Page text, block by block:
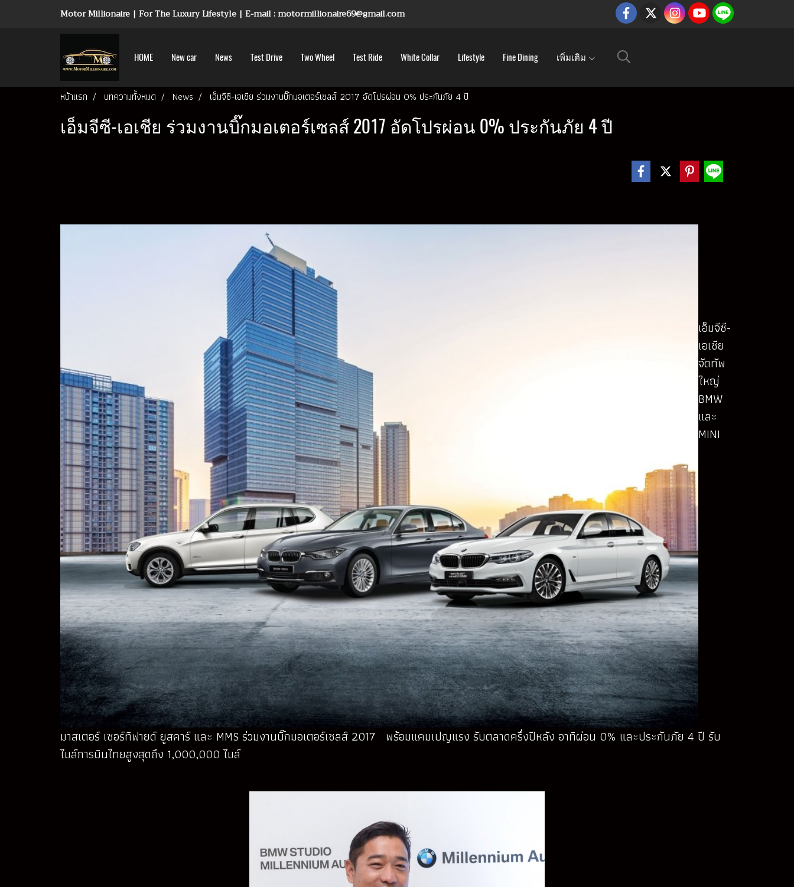
Motor Millionaire | For The Luxury Lifestyle | E-mail : motormillionaire69@gmail.com
HOME New car News Test Drive Two Wheel Test Ride White Collar Lifestyle Fine Dining เพิ่มเติม
หน้าแรก บทความทั้งหมด News เอ็มจีซี-เอเชีย ร่วมงานบิ๊กมอเตอร์เซลส์ 2017 อัดโปรผ่อน 0% ประกันภัย 4 ปี
เอ็มจีซี-เอเชีย ร่วมงานบิ๊กมอเตอร์เซลส์ 2017 อัดโปรผ่อน 0% ประกันภัย 4 ปี
เอ็มจีซี-
เอเซีย
จัดทัพ
ใหญ่
BMW
และ
MINI
มาสเตอร์ เซอร์ทิฟายด์ ยูสคาร์ และ MMS ร่วมงานบิ๊กมอเตอร์เซลส์ 2017 พร้อมแคมเปญแรง รับตลาดครึ่งปีหลัง อาทิผ่อน 0% และประกันภัย 4 ปี รับ
ไมล์การบินไทยสูงสุดถึง 1,000,000 ไมล์